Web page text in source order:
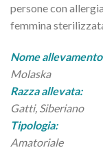
persone con
femmina
Nome
Molaska
Razza allevata:
Gatti, Siberiano
Tipologia:
Amatoriale